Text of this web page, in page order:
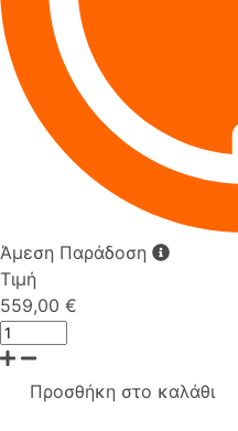
Άμεση Παράδοση
Τιμή
559,00 €
Προσθήκη στο καλάθι